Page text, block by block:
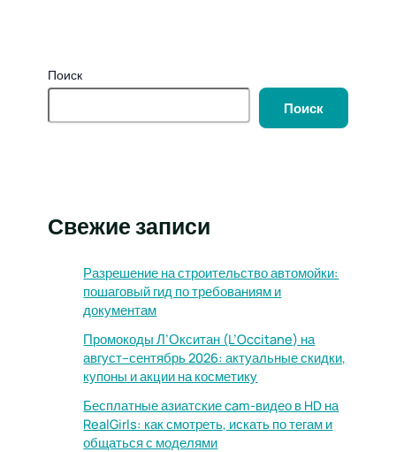
Поиск
Поиск
Свежие записи
Разрешение на строительство автомойки:
пошаговый гид по требованиям и
документам
Промокоды Л’Окситан (L’Occitane) на
август–сентябрь 2026: актуальные скидки,
купоны и акции на косметику
Бесплатные азиатские cam-видео в HD на
RealGirls: как смотреть, искать по тегам и
общаться с моделями